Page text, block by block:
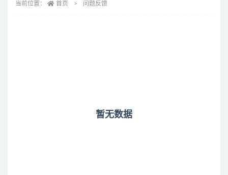
当前位置： 首页 问题反馈
暂无数据